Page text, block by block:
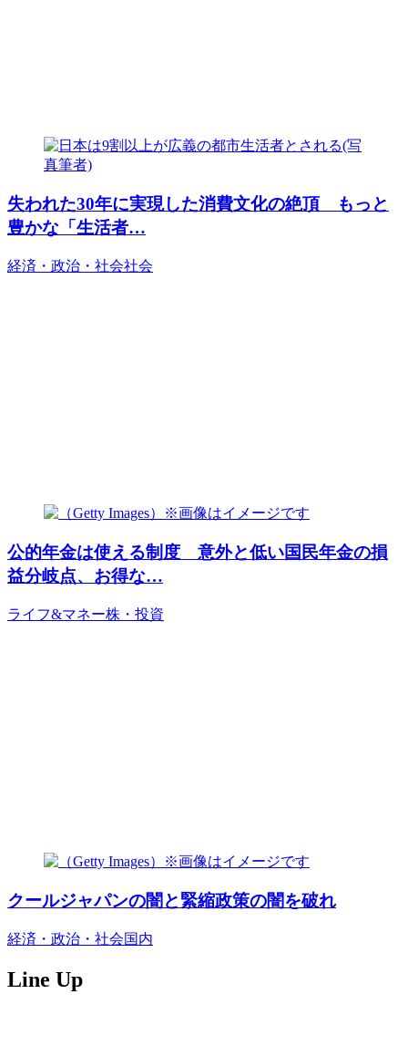
失われた30年に実現した消費文化の絶頂 もっと
豊かな「生活者…
経済・政治・社会社会
公的年金は使える制度 意外と低い国民年金の損
益分岐点、お得な…
ライフ&マネー株・投資
クールジャパンの闇と緊縮政策の闇を破れ
経済・政治・社会国内
Line Up